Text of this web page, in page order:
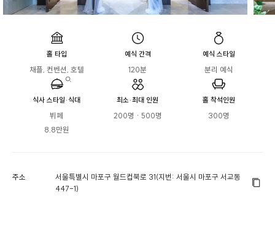
홀 타입
채플, 컨벤션, 호텔
예식 간격
120분
예식 스타일
분리 예식
식사 스타일·식대
뷔페
8.8만원
최소·최대 인원
200명 · 500명
홀 착석인원
300명
주소
서울특별시 마포구 월드컵북로 31(지번: 서울시 마포구 서교동
447-1)